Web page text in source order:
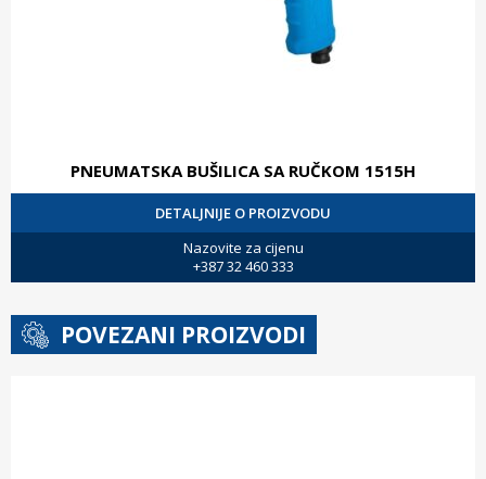
PNEUMATSKA BUŠILICA SA RUČKOM 1515H
DETALJNIJE O PROIZVODU
Nazovite za cijenu
+387 32 460 333
POVEZANI PROIZVODI